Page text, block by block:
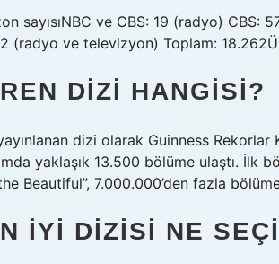
sayısıNBC ve CBS: 19 (radyo) CBS:
(radyo ve televizyon) Toplam:
DIZI HANGISI?
dizi olarak Guinness Rekorlar
yaklaşık 13.500 bölüme ulaştı. İlk
Beautiful”, 7.000.000’den fazla
IYI DIZISI NE